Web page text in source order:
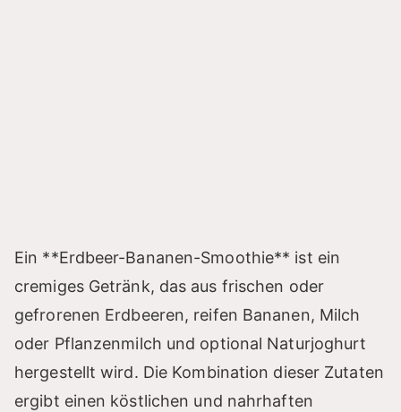
Ein **Erdbeer-Bananen-Smoothie** ist ein
cremiges Getränk, das aus frischen oder
gefrorenen Erdbeeren, reifen Bananen, Milch
oder Pflanzenmilch und optional Naturjoghurt
hergestellt wird. Die Kombination dieser Zutaten
ergibt einen köstlichen und nahrhaften